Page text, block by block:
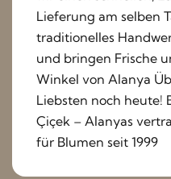
Lieferung am selben
traditionelles
und bringen Frische
Winkel von Alanya
Liebsten noch heute!
Çiçek – Alanyas
für Blumen seit 1999